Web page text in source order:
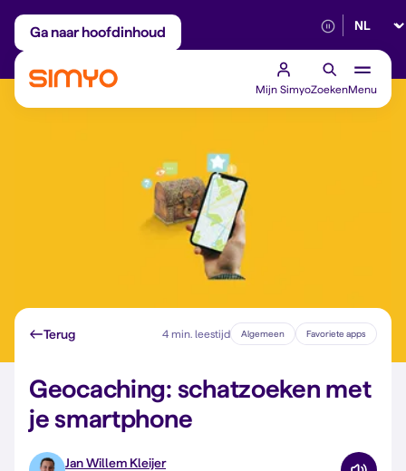
Ga naar hoofdinhoud
Maandelijks aanpasbaar Betrouwbaar
Mijn SimyoZoekenMenu
Terug 4 min. leestijd Algemeen Favoriete apps
Geocaching: schatzoeken met
je smartphone
Jan Willem Kleijer